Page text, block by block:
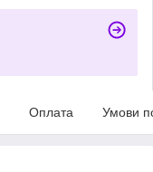
Оплата Умови